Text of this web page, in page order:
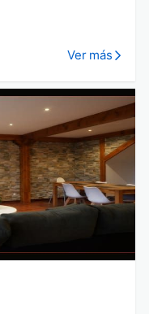
Ver más